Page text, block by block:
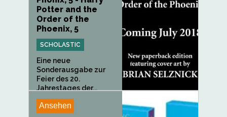
Potter and the
Order of the
Phoenix, 5
SCHOLASTIC
Eine neue
Sonderausgabe zur
Feier des 20.
Jahrestages der...
Ansehen